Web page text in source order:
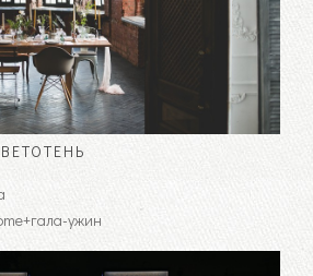
ужин